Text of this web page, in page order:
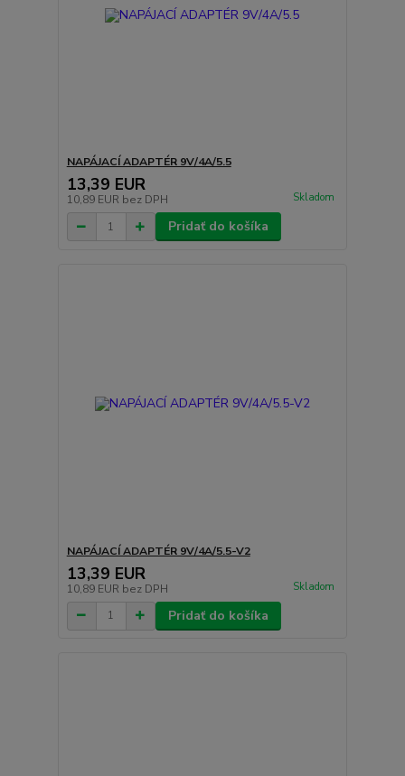
NAPÁJACÍ ADAPTÉR 9V/4A/5.5
13,39 EUR
10,89 EUR bez DPH Skladom
Pridať do košíka
NAPÁJACÍ ADAPTÉR 9V/4A/5.5-V2
13,39 EUR
10,89 EUR bez DPH Skladom
Pridať do košíka